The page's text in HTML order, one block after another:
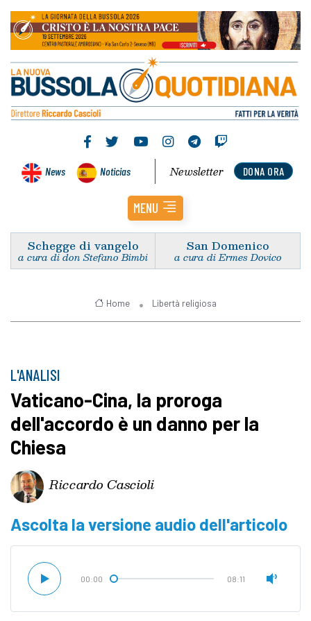
News Noticias DONA ORA
Newsletter
MENU
Schegge di vangelo
a cura di don Stefano Bimbi
San Domenico
a cura di Ermes Dovico
Home Libertà religiosa
L'ANALISI
Vaticano-Cina, la proroga
dell'accordo è un danno per la
Chiesa
Riccardo Cascioli
Ascolta la versione audio dell'articolo
00:00 08:11